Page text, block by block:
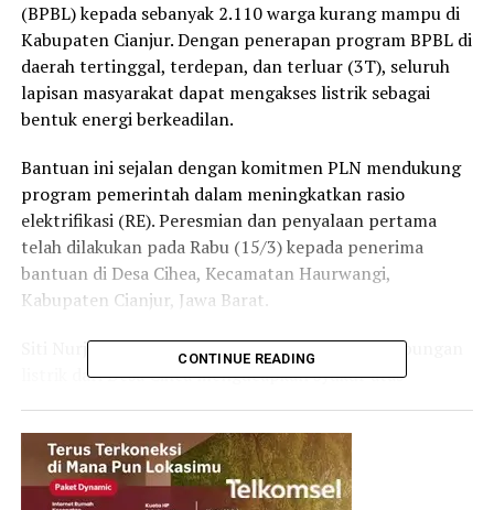
(BPBL) kepada sebanyak 2.110 warga kurang mampu di
Kabupaten Cianjur. Dengan penerapan program BPBL di
daerah tertinggal, terdepan, dan terluar (3T), seluruh
lapisan masyarakat dapat mengakses listrik sebagai
bentuk energi berkeadilan.
Bantuan ini sejalan dengan komitmen PLN mendukung
program pemerintah dalam meningkatkan rasio
elektrifikasi (RE). Peresmian dan penyalaan pertama
telah dilakukan pada Rabu (15/3) kepada penerima
bantuan di Desa Cihea, Kecamatan Haurwangi,
Kabupaten Cianjur, Jawa Barat.
Siti Nurjanah, salah satu penerima bantuan sambungan
listrik dari Desa Cihea mengucapkan syukur atas
mendapat bantuan ini, dirinya menyalur listrik dari
rumah orang tua.
“Dengan bantuan ini, saya jadi punya meter sendiri.
CONTINUE READING